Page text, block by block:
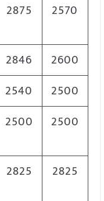
2875 2570
2846
2600
2540
2500
2500 2500
2825 2825